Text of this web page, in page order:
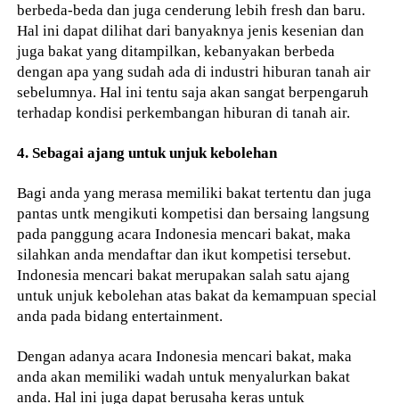
berbeda-beda dan juga cenderung lebih fresh dan baru.
Hal ini dapat dilihat dari banyaknya jenis kesenian dan
juga bakat yang ditampilkan, kebanyakan berbeda
dengan apa yang sudah ada di industri hiburan tanah air
sebelumnya. Hal ini tentu saja akan sangat berpengaruh
terhadap kondisi perkembangan hiburan di tanah air.
4. Sebagai ajang untuk unjuk kebolehan
Bagi anda yang merasa memiliki bakat tertentu dan juga
pantas untk mengikuti kompetisi dan bersaing langsung
pada panggung acara Indonesia mencari bakat, maka
silahkan anda mendaftar dan ikut kompetisi tersebut.
Indonesia mencari bakat merupakan salah satu ajang
untuk unjuk kebolehan atas bakat da kemampuan special
anda pada bidang entertainment.
Dengan adanya acara Indonesia mencari bakat, maka
anda akan memiliki wadah untuk menyalurkan bakat
anda. Hal ini juga dapat berusaha keras untuk